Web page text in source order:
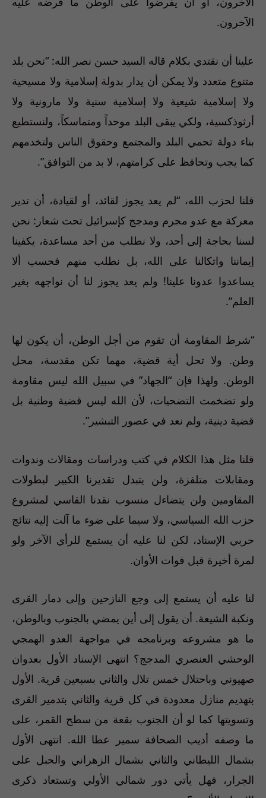
الآخرون.
علينا أن نقتدي بكلام قاله السيد حسن نصر الله: “نحن بلد
متنوع متعدد ولا يمكن أن يدار بدولة إسلامية ولا مسيحية
ولا إسلامية شيعية ولا إسلامية سنية ولا مارونية ولا
أرثوذكسية، ولكي يبقى البلد موحداً ومتماسكاً، ولنستطيع
بناء دولة تحمي البلد والمجتمع وحقوق الناس ولتخدمهم
كما يجب وتحافظ على كرامتهم، لا بد من التوافق”.
قلنا لحزب الله، “لم يعد يجوز لقائد، أو لقيادة، أن تدير
معركة مع عدو مجرم ومدجج كإسرائيل تحت شعار: نحن
لسنا بحاجة إلى أحد، ولا نطلب من أحد مساعدة، يكفينا
إيماننا واتكالنا على الله، بل نطلب منهم فحسب ألا
يساعدوا عدونا علينا! ولم يعد يجوز لنا أن نواجهه بغير
العلم”.
“شرط المقاومة أن تقوم من أجل الوطن، أن يكون لها
وطن. ولا تحل أية قضية، مهما تكن مقدسة، محل
الوطن. ولهذا فإن “الجهاد” في سبيل الله ليس مقاومة
ولو تضخمت التضحيات، لأن الله ليس قضية وطنية بل
قضية دينية، ولم نعد في عصور التبشير”.
قلنا مثل هذا الكلام في كتب ودراسات ومقالات وندوات
ومقابلات متلفزة، ولن يتبدل تقديرنا الكبير لبطولات
المقاومين ولن يتضاءل منسوب نقدنا القاسي لمشروع
حزب الله السياسي، ولا سيما على ضوء ما آلت إليه نتائج
حربي الإسناد، لكن لنا عليه أن يستمع للرأي الآخر ولو
لمرة أخيرة قبل فوات الأوان.
لنا عليه أن يستمع إلى وجع النازحين وإلى دمار القرى
ونكبة الشيعة. أن يقول إلى أين يمضي بالجنوب وبالوطن،
ما هو مشروعه وبرنامجه في مواجهة العدو الهمجي
الوحشي العنصري المدجج؟ انتهى الإسناد الأول بعدوان
صهيوني وباحتلال خمس تلال والثاني بسبعين قرية. الأول
بتهديم منازل معدودة في كل قرية والثاني بتدمير القرى
وتسويتها كما لو أن الجنوب بقعة من سطح القمر، على
ما وصفه أديب الصحافة سمير عطا الله. انتهى الأول
بشمال الليطاني والثاني بشمال الزهراني والحبل على
الجرار، فهل يأتي دور شمالي الأولي وتستعاد ذكرى